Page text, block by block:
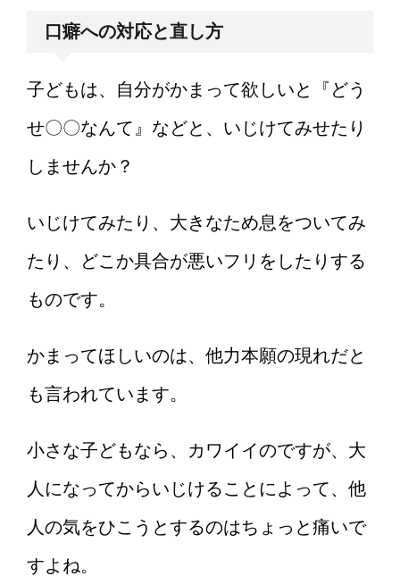
口癖への対応と直し方
子どもは、自分がかまって欲しいと『どう
せ〇〇なんて』などと、いじけてみせたり
しませんか？
いじけてみたり、大きなため息をついてみ
たり、どこか具合が悪いフリをしたりする
ものです。
かまってほしいのは、他力本願の現れだと
も言われています。
小さな子どもなら、カワイイのですが、大
人になってからいじけることによって、他
人の気をひこうとするのはちょっと痛いで
すよね。